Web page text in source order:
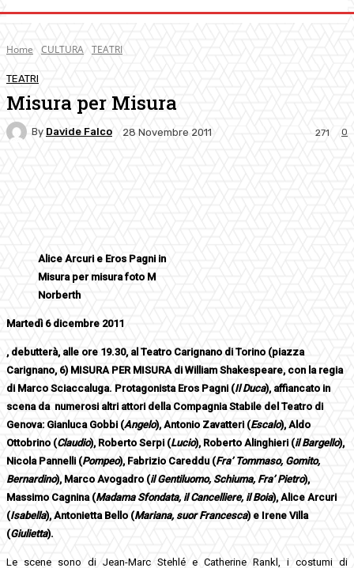
Home CULTURA TEATRI
TEATRI
Misura per Misura
By Davide Falco 28 Novembre 2011 0
271
Alice Arcuri e Eros Pagni in
Misura per misura foto M
Norberth
Martedì 6 dicembre 2011
, debutterà, alle ore 19.30, al Teatro Carignano di Torino (piazza
Carignano, 6) MISURA PER MISURA di William Shakespeare, con la regia
di Marco Sciaccaluga. Protagonista Eros Pagni (Il Duca), affiancato in
scena da numerosi altri attori della Compagnia Stabile del Teatro di
Genova: Gianluca Gobbi (Angelo), Antonio Zavatteri (Escalo), Aldo
Ottobrino (Claudio), Roberto Serpi (Lucio), Roberto Alinghieri (il Bargello),
Nicola Pannelli (Pompeo), Fabrizio Careddu (Fra’ Tommaso, Gomito,
Bernardino), Marco Avogadro (il Gentiluomo, Schiuma, Fra’ Pietro),
Massimo Cagnina (Madama Sfondata, il Cancelliere, il Boia), Alice Arcuri
(Isabella), Antonietta Bello (Mariana, suor Francesca) e Irene Villa
(Giulietta).
Le scene sono di Jean-Marc Stehlé e Catherine Rankl, i costumi di